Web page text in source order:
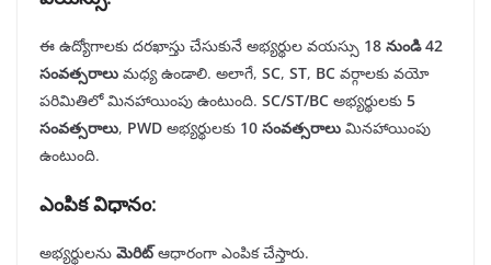
ఈ ఉద్యోగాలకు దరఖాస్తు చేసుకునే అభ్యర్థుల వయస్సు 18 నుండి42
సంవత్సరాలు మధ్య ఉండాలి. అలాగే, SC, ST, BC వర్గాలకు వయో
పరిమితిలో మినహాయింపు ఉంటుంది. SC/ST/BC అభ్యర్థులకు 5
సంవత్సరాలు, PWD అభ్యర్థులకు 10 సంవత్సరాలు మినహాయింపు
ఉంటుంది.
ఎంపిక విధానం:
అభ్యర్థులను మెరిట్ఆధారంగా ఎంపిక చేస్తారు.